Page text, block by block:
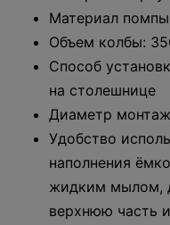
Материал
Объем колбы:
Способ
на столешнице
Диаметр
Удобство
наполнения
жидким мылом,
верхнюю часть